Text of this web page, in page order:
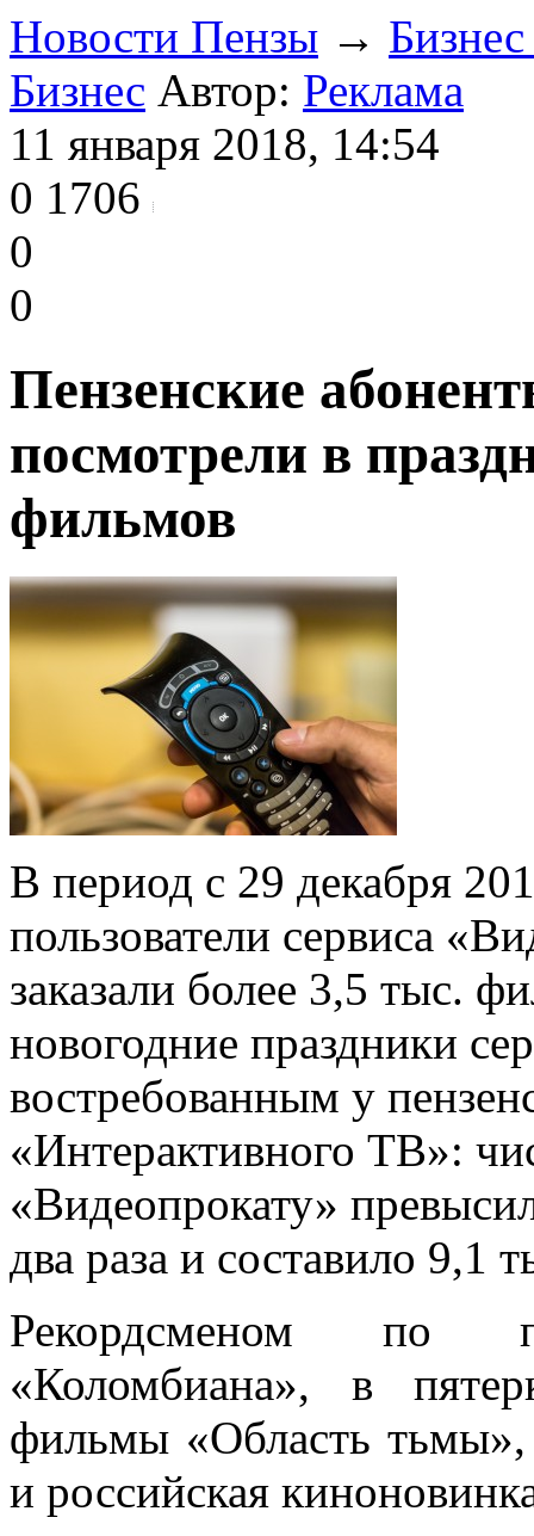
Новости Пензы →
Бизнес Автор: Реклама
11 января 2018, 14:54
0 1706
0
0
Пензенские
посмотрели в
фильмов
В период с 29 декабря
пользователи сервиса
заказали более 3,5 тыс.
новогодние праздники
востребованным у
«Интерактивного ТВ»:
«Видеопрокату»
два раза и составило 9,1
Рекордсменом по
«Коломбиана», в
фильмы «Область
и российская